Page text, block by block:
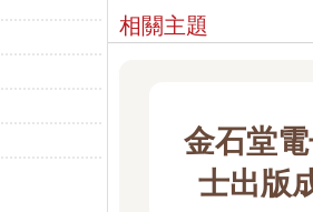
相關主題
金石堂
士出版